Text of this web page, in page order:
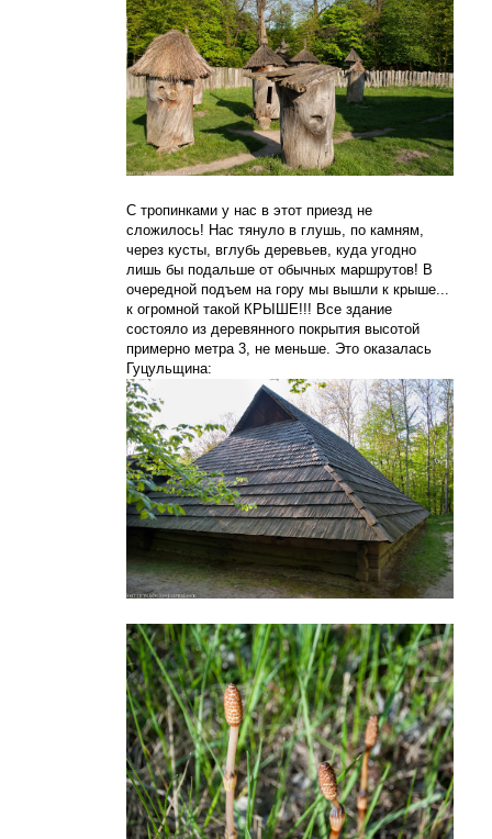
С тропинками у нас в этот приезд не
сложилось! Нас тянуло в глушь, по камням,
через кусты, вглубь деревьев, куда угодно
лишь бы подальше от обычных маршрутов! В
очередной подъем на гору мы вышли к крыше...
к огромной такой КРЫШЕ!!! Все здание
состояло из деревянного покрытия высотой
примерно метра 3, не меньше. Это оказалась
Гуцульщина: